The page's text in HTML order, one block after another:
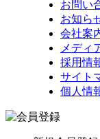
お問い
お知ら
会社案
メディ
採用情
サイト
個人情